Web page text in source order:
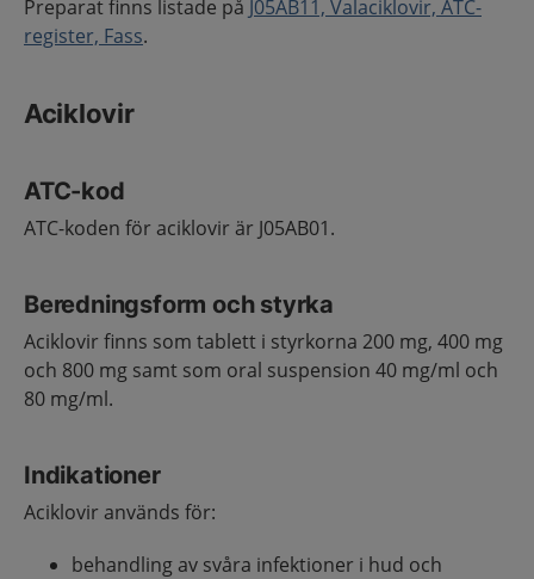
Preparat finns listade på J05AB11, Valaciklovir, ATC-
register, Fass.
Aciklovir
ATC-kod
ATC-koden för aciklovir är J05AB01.
Beredningsform och styrka
Aciklovir finns som tablett i styrkorna 200 mg, 400 mg
och 800 mg samt som oral suspension 40 mg/ml och
80 mg/ml.
Indikationer
Aciklovir används för:
behandling av svåra infektioner i hud och